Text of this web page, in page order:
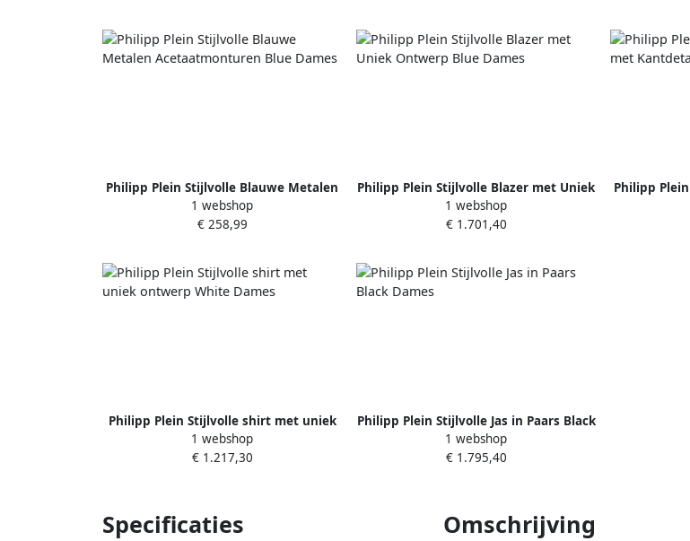
Philipp Plein Stijlvolle Blauwe Metalen
Acetaatmonturen Blue Dames
1 webshop
€ 258,99
Philipp Plein Stijlvolle Blazer met Uniek
Ontwerp Blue Dames
1 webshop
€ 1.701,40
Philipp
Philipp Plein Stijlvolle shirt met uniek
ontwerp White Dames
1 webshop
€ 1.217,30
Philipp Plein Stijlvolle Jas in Paars Black
Dames
1 webshop
€ 1.795,40
Specificaties Omschrijving